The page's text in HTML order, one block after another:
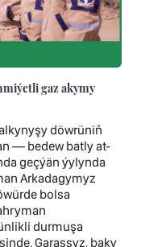
gaz akymy
döwrüniň
— bedew batly at-
geçýän ýylynda
Arkadagymyz
bolsa
durmuşa
Garaşsyz, baky